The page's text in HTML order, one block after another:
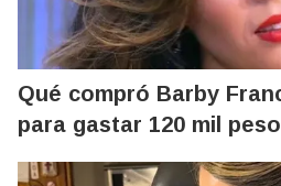
Qué compró Barby
para gastar 120 mil